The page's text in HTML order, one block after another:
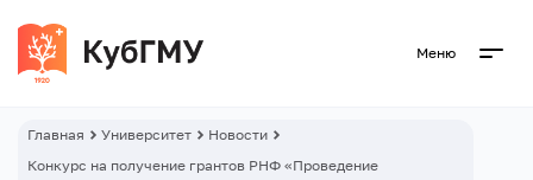
Меню
Главная Университет
Новости
Конкурс на получение грантов РНФ «Проведение